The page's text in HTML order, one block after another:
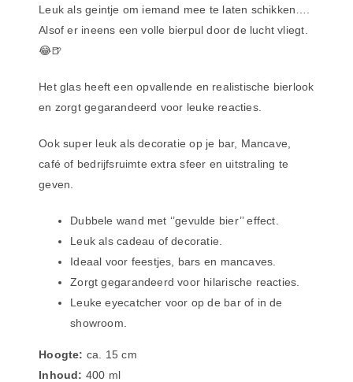
Leuk als geintje om iemand mee te laten schikken….
Alsof er ineens een volle bierpul door de lucht vliegt.
😂🍺
Het glas heeft een opvallende en realistische bierlook
en zorgt gegarandeerd voor leuke reacties.
Ook super leuk als decoratie op je bar, Mancave,
café of bedrijfsruimte extra sfeer en uitstraling te
geven.
Dubbele wand met ‘’gevulde bier’’ effect.
Leuk als cadeau of decoratie.
Ideaal voor feestjes, bars en mancaves.
Zorgt gegarandeerd voor hilarische reacties.
Leuke eyecatcher voor op de bar of in de
showroom.
Hoogte: ca. 15 cm
Inhoud: 400 ml